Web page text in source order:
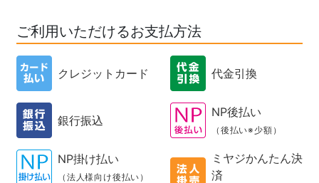
ご利用いただけるお支払方法
クレジットカード 代金引換
銀行振込
NP後払い
（後払い※少額）
NP掛け払い
（法人様向け後払い）
ミヤジかんたん決
済